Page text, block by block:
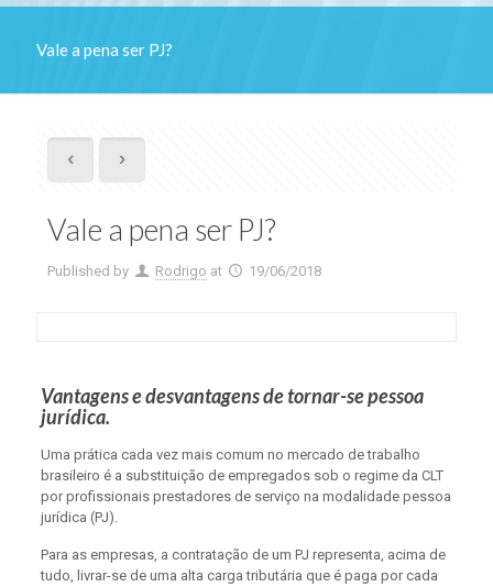
Vale a pena ser PJ?
Vale a pena ser PJ?
Published by Rodrigo at 19/06/2018
Vantagens e desvantagens de tornar-se pessoa
jurídica.
Uma prática cada vez mais comum no mercado de trabalho
brasileiro é a substituição de empregados sob o regime da CLT
por profissionais prestadores de serviço na modalidade pessoa
jurídica (PJ).
Para as empresas, a contratação de um PJ representa, acima de
tudo, livrar-se de uma alta carga tributária que é paga por cada